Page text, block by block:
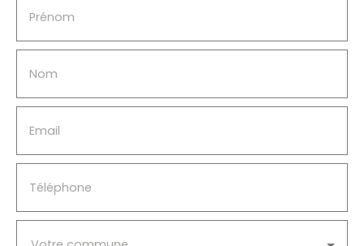
Prénom
Nom
Email
Téléphone